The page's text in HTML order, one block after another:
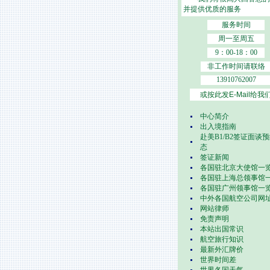
并提供优质的服务
服务时间
周一至周五
9：00-18：00
非工作时间请联络
13910762007
或按此发E-Mail给我
中心简介
出入境指南
赴美B1/B2签证面谈
态
签证新闻
各国驻北京大使馆一
各国驻上海总领事馆
各国驻广州领事馆一
中外各国航空公司网
网站律师
免责声明
本站出国常识
航空旅行知识
最新外汇牌价
世界时间差